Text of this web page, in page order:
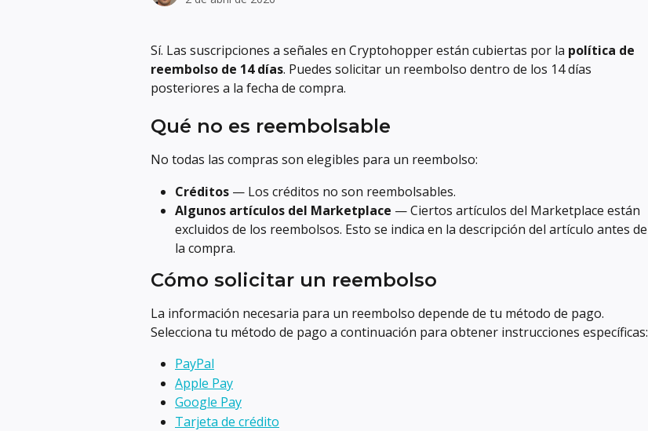
Sí. Las suscripciones a señales en Cryptohopper están cubiertas por la política de
reembolso de 14 días. Puedes solicitar un reembolso dentro de los 14 días
posteriores a la fecha de compra.
Qué no es reembolsable
No todas las compras son elegibles para un reembolso:
Créditos — Los créditos no son reembolsables.
Algunos artículos del Marketplace — Ciertos artículos del Marketplace están
excluidos de los reembolsos. Esto se indica en la descripción del artículo antes de
la compra.
Cómo solicitar un reembolso
La información necesaria para un reembolso depende de tu método de pago.
Selecciona tu método de pago a continuación para obtener instrucciones específicas:
PayPal
Apple Pay
Google Pay
Tarjeta de crédito